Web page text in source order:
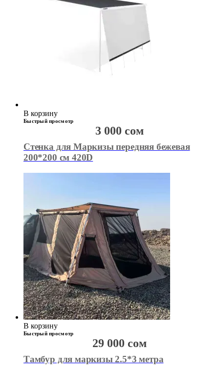
В корзину
Быстрый просмотр
Стенка для Маркизы передняя бежевая
200*200 см 420D
3 000 сом
В корзину
Быстрый просмотр
Тамбур для маркизы 2.5*3 метра
29 000 сом